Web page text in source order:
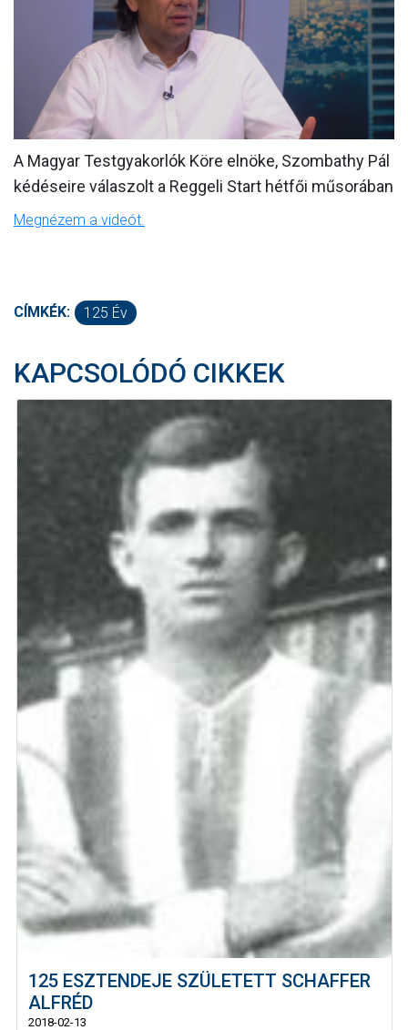
MÉRKŐZÉSEK
KLUB
GALÉRIA
SZURKOLÓI ÉLMÉNYEK
AKKREDITÁCIÓ
A Magyar Testgyakorlók Köre elnöke, Szombathy Pál
kédéseire válaszolt a Reggeli Start hétfői műsorában
Megnézem a videót.
CÍMKÉK: 125 Év
KAPCSOLÓDÓ CIKKEK
125 ESZTENDEJE SZÜLETETT SCHAFFER
ALFRÉD
2018-02-13